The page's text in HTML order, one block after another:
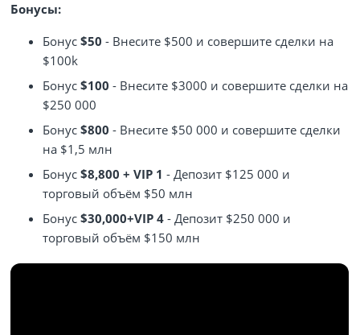
Бонусы:
Бонус$50 - Внесите $500 и совершите сделки на
$100k
Бонус$100 - Внесите $3000 и совершите сделки на
$250 000
Бонус$800 - Внесите $50 000 и совершите сделки
на $1,5 млн
Бонус$8,800 + VIP 1 - Депозит $125 000 и
торговый объём $50 млн
Бонус$30,000+VIP 4 - Депозит $250 000 и
торговый объём $150 млн